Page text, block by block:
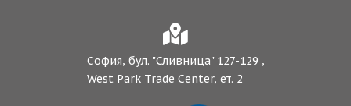
София, бул. "Сливница" 127-129 ,
West Park Trade Center, ет. 2